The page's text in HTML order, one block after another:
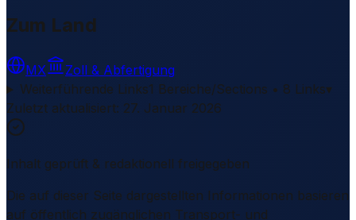
Zum Land
MX
Zoll & Abfertigung
Weiterführende Links1 Bereiche/Sections • 8 Links▾
Zuletzt aktualisiert: 27. Januar 2026
Inhalt geprüft & redaktionell freigegeben
Die auf dieser Seite dargestellten Informationen basieren
auf öffentlich zugänglichen Transport- und